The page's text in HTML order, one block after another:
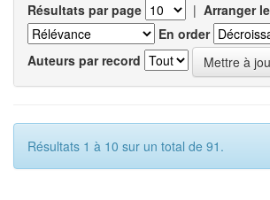
Résultats par page | Arranger
En order
Auteurs par record
Résultats 1 à 10 sur un total de 91.